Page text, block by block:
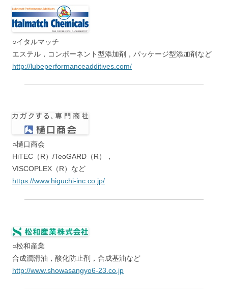
○イタルマッチ
エステル，コンポーネント型添加剤，パッケージ型添加剤など
http://lubeperformanceadditives.com/
○樋口商会
HiTEC（R）/TeoGARD（R），
VISCOPLEX（R）など
https://www.higuchi-inc.co.jp/
○松和産業
合成潤滑油，酸化防止剤，合成基油など
http://www.showasangyo6-23.co.jp